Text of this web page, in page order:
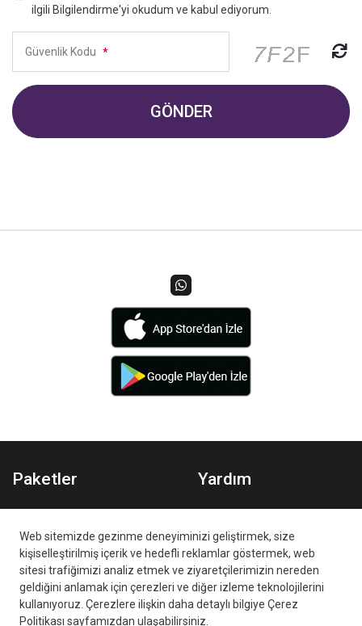
Web sitemizde gezinme deneyiminizi geliştirmek, size
kişiselleştirilmiş içerik ve hedefli reklamlar göstermek, web
sitesi trafiğimizi analiz etmek ve ziyaretçilerimizin nereden
geldiğini anlamak için çerezleri ve diğer izleme teknolojilerini
kullanıyoruz. Çerezlere ilişkin daha detaylı bilgiye Çerez
Politikası sayfamızdan ulaşabilirsiniz.
ilgili Bilgilendirme'yi okudum ve kabul ediyorum.
Güvenlik Kodu *
GÖNDER
Paketler
Spor Paketi
Aile Paketi
Yardım
Planlar
İzleme Ortamları
Sıkça Sorulan Sorular